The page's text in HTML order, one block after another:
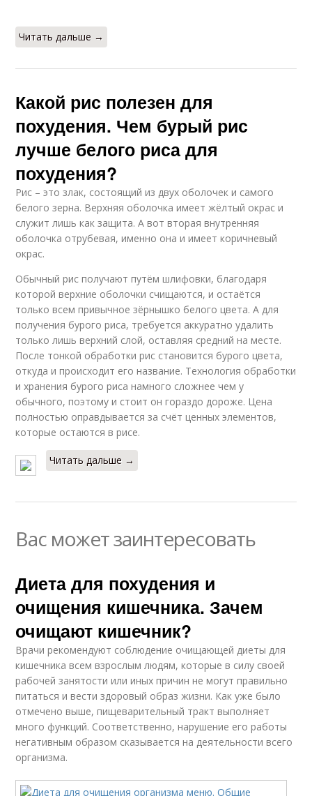
Читать дальше →
Какой рис полезен для
похудения. Чем бурый рис
лучше белого риса для
похудения?
Рис – это злак, состоящий из двух оболочек и самого
белого зерна. Верхняя оболочка имеет жёлтый окрас и
служит лишь как защита. А вот вторая внутренняя
оболочка отрубевая, именно она и имеет коричневый
окрас.
Обычный рис получают путём шлифовки, благодаря
которой верхние оболочки счищаются, и остаётся
только всем привычное зёрнышко белого цвета. А для
получения бурого риса, требуется аккуратно удалить
только лишь верхний слой, оставляя средний на месте.
После тонкой обработки рис становится бурого цвета,
откуда и происходит его название. Технология обработки
и хранения бурого риса намного сложнее чем у
обычного, поэтому и стоит он гораздо дороже. Цена
полностью оправдывается за счёт ценных элементов,
которые остаются в рисе.
Читать дальше →
Вас может заинтересовать
Диета для похудения и
очищения кишечника. Зачем
очищают кишечник?
Врачи рекомендуют соблюдение очищающей диеты для
кишечника всем взрослым людям, которые в силу своей
рабочей занятости или иных причин не могут правильно
питаться и вести здоровый образ жизни. Как уже было
отмечено выше, пищеварительный тракт выполняет
много функций. Соответственно, нарушение его работы
негативным образом сказывается на деятельности всего
организма.